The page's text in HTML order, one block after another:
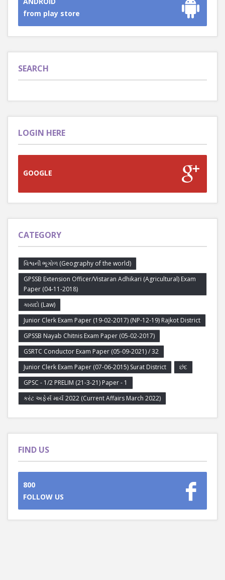
from play store
SEARCH
LOGIN HERE
GOOGLE
CATEGORY
વિશ્વની ભૂગોળ (Geography of the world)
GPSSB Extension Officer/Vistaran Adhikari (Agricultural) Exam
Paper (04-11-2018)
કાયદો (Law)
Junior Clerk Exam Paper (19-02-2017) (NP-12-19) Rajkot District
GPSSB Nayab Chitnis Exam Paper (05-02-2017)
GSRTC Conductor Exam Paper (05-09-2021) / 32
Junior Clerk Exam Paper (07-06-2015) Surat District
છંદ
GPSC - 1/2 PRELIM (21-3-21) Paper - 1
કરંટ અફેર્સ માર્ચ 2022 (Current Affairs March 2022)
FIND US
800
FOLLOW US